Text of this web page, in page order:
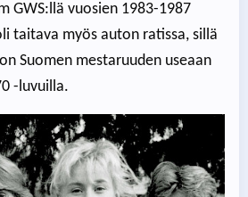
GWS:llä vuosien 1983-1987
taitava myös auton ratissa, sillä
Suomen mestaruuden useaan
-luvuilla.